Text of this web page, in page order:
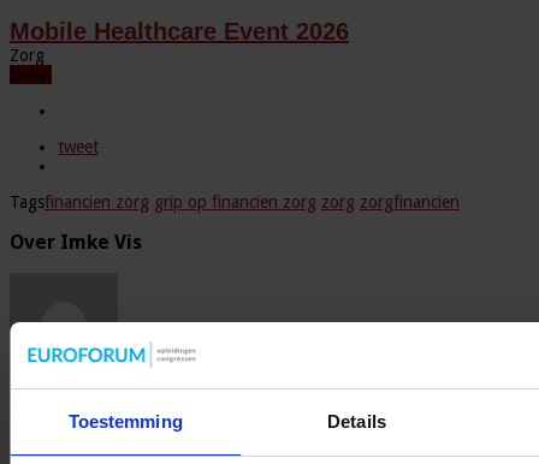
Toestemming Details
Mobile Healthcare Event 2026
Zorg
Delen
tweet
Tagsfinancien zorg grip op financien zorg zorg zorgfinancien
Over Imke Vis
Als programmamanager werkt Imke dagelijks aan het ontwikkelen van
congressen en opleidingen binnen zowel de zorg als het onderwijs.
Hoewel ze zelf geen directe werkervaring heeft binnen deze sectoren,
heeft ze via familieleden van dichtbij gezien hoe waardevol en